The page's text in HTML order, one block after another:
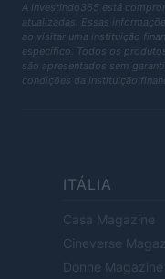
A Investindo365 está
atualizadas. Essas
ao visitar uma instituição
específico. Todos os
são apresentados sem
condições da instituição
ITÁLIA
Casa Magazine
Cineverse
Donne Magazine